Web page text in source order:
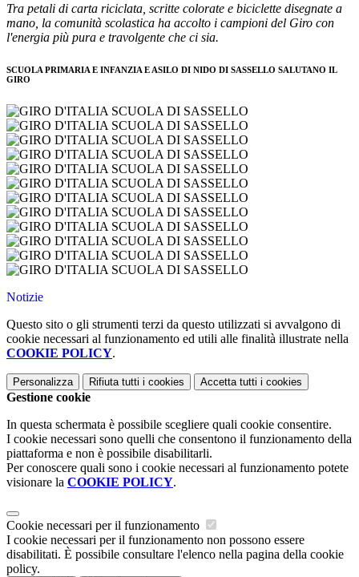
Tra petali di carta riciclata, scritte colorate e biciclette disegnate a
mano, la comunità scolastica ha accolto i campioni del Giro con
l'energia più pura e travolgente che ci sia.
SCUOLA PRIMARIA E INFANZIA E ASILO DI NIDO DI SASSELLO SALUTANO IL
GIRO
Notizie
Questo sito o gli strumenti terzi da questo utilizzati si avvalgono di
cookie necessari al funzionamento ed utili alle finalità illustrate nella
COOKIE POLICY.
Personalizza Rifiuta tutti i cookies Accetta tutti i cookies
Gestione cookie
In questa schermata è possibile scegliere quali cookie consentire.
I cookie necessari sono quelli che consentono il funzionamento della
piattaforma e non è possibile disabilitarli.
Per conoscere quali sono i cookie necessari al funzionamento potete
visionare la COOKIE POLICY.
Cookie necessari per il funzionamento
I cookie necessari per il funzionamento non possono essere
disabilitati. È possibile consultare l'elenco nella pagina della cookie
policy.